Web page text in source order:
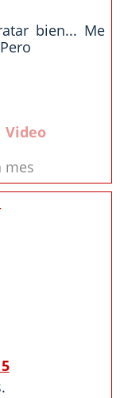
bien... Me
mes